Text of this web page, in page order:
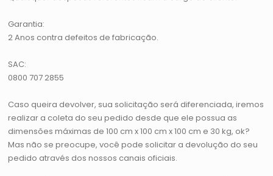
Garantia:
2 Anos contra defeitos de fabricação.
SAC:
0800 707 2855
Caso queira devolver, sua solicitação será diferenciada, iremos
realizar a coleta do seu pedido desde que ele possua as
dimensões máximas de 100 cm x 100 cm x 100 cm e 30 kg, ok?
Mas não se preocupe, você pode solicitar a devolução do seu
pedido através dos nossos canais oficiais.